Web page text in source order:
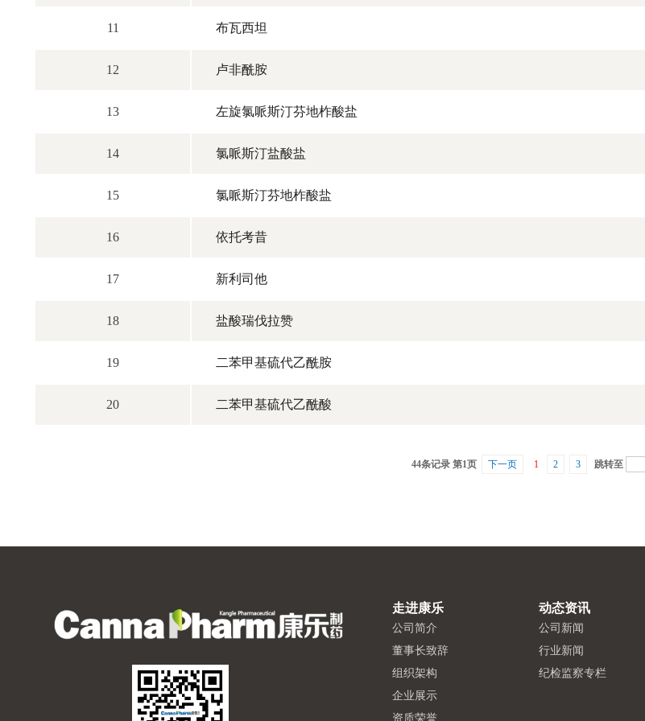
11 布瓦西坦
12 卢非酰胺
13 左旋氯哌斯汀芬地柞酸盐
14 氯哌斯汀盐酸盐
15 氯哌斯汀芬地柞酸盐
16 依托考昔
17 新利司他
18 盐酸瑞伐拉赞
19 二苯甲基硫代乙酰胺
20 二苯甲基硫代乙酰酸
44条记录 第1页 下一页 1 2 3 跳转至
走进康乐
公司简介
董事长致辞
组织架构
企业展示
资质荣誉
动态资讯
公司新闻
行业新闻
纪检监察专栏